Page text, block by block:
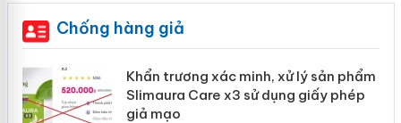
Chống hàng giả
Khẩn trương xác minh, xử lý sản phẩm
Slimaura Care x3 sử dụng giấy phép
giả mạo